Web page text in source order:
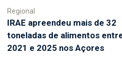
Regional
IRAE apreendeu mais de 32
toneladas de alimentos
2021 e 2025 nos Açores